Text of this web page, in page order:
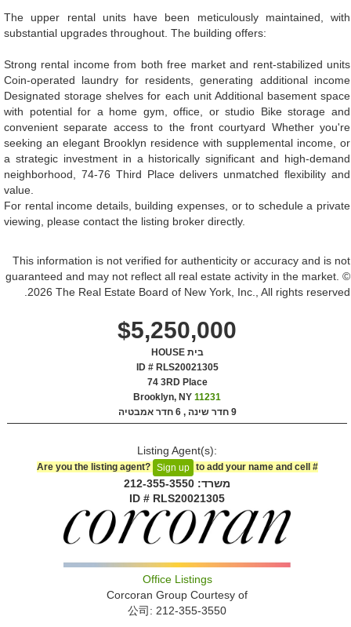
The upper rental units have been meticulously maintained, with
substantial upgrades throughout. The building offers:
Strong rental income from both free market and rent-stabilized units
Coin-operated laundry for residents, generating additional income
Designated storage shelves for each unit Additional basement space
with potential for a home gym, office, or studio Bike storage and
convenient separate access to the front courtyard Whether you're
seeking an elegant Brooklyn residence with supplemental income, or
a strategic investment in a historically significant and high-demand
neighborhood, 74-76 Third Place delivers unmatched flexibility and
value.
For rental income details, building expenses, or to schedule a private
viewing, please contact the listing broker directly.
This information is not verified for authenticity or accuracy and is not
guaranteed and may not reflect all real estate activity in the market. ©
2026 The Real Estate Board of New York, Inc., All rights reserved.
$5,250,000
בית HOUSE
ID # RLS20021305
‎74 3RD Place
Brooklyn, NY 11231
9 חדר שינה , 6 חדר אמבטיה
Listing Agent(s):‎
Are you the listing agent? Sign up to add your name and cell #‎
משרד: ‍212-355-3550
ID # RLS20021305
Office Listings
Courtesy of
Corcoran Group
公司: ‍212-355-3550